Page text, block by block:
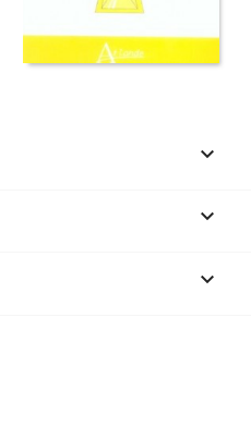


